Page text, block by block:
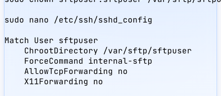
sudo nano /etc/ssh/sshd_config
Match User sftpuser
    ChrootDirectory /var/sftp/sftpuser
    ForceCommand internal-sftp
    AllowTcpForwarding no
    X11Forwarding no